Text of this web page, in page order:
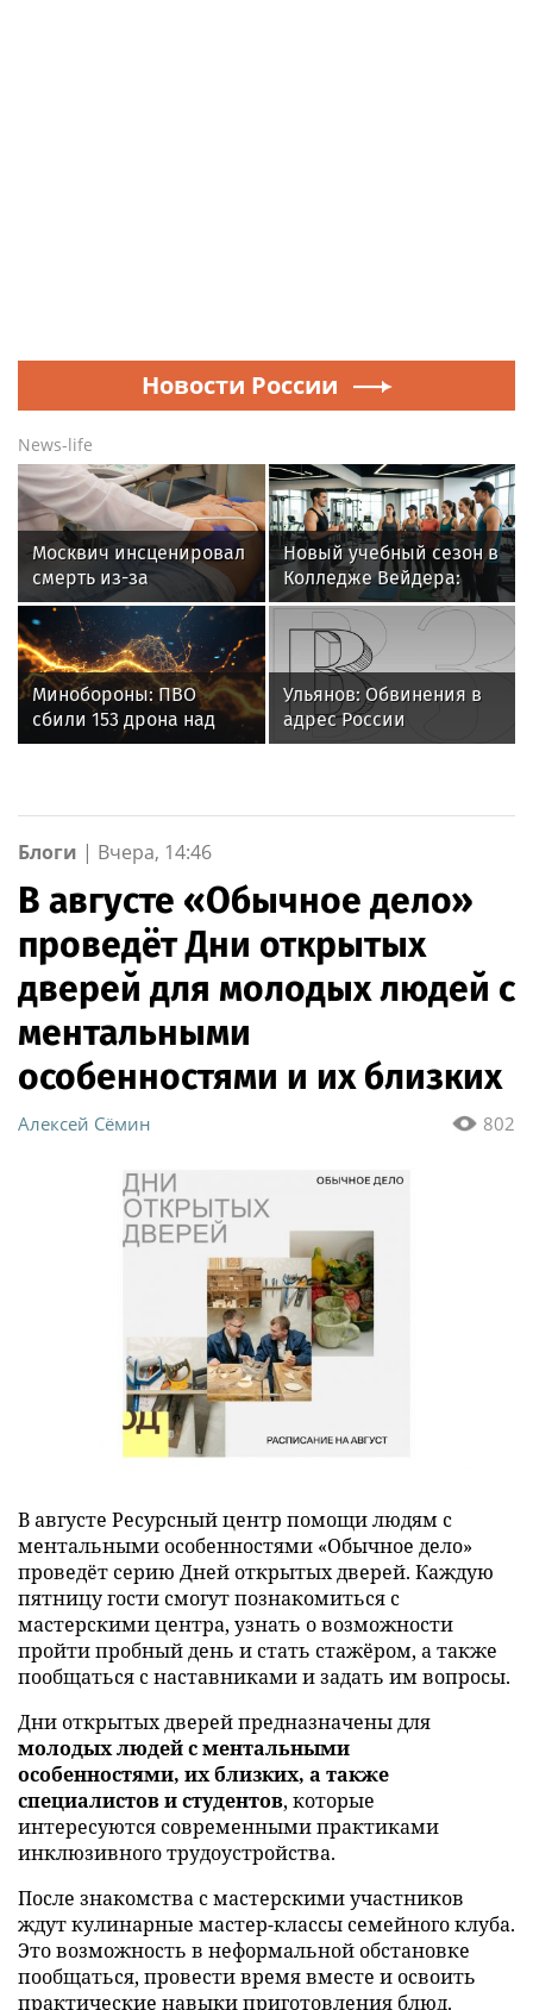
Новости России
News-life
Москвич инсценировал
смерть из-за
нежелания платить за
аборт своей девушки
Новый учебный сезон в
Колледже Вейдера:
стартовали очные
программы подготовки
фитнес-тренеров и
специалистов
индустрии здоровья
Минобороны: ПВО
сбили 153 дрона над
Россией за ночь 9
Ульянов: Обвинения в
адрес России
показывают
Блоги | Вчера, 14:46
В августе «Обычное дело»
проведёт Дни открытых
дверей для молодых людей с
ментальными
особенностями и их близких
802
Алексей Сёмин
В августе Ресурсный центр помощи людям с
ментальными особенностями «Обычное дело»
проведёт серию Дней открытых дверей. Каждую
пятницу гости смогут познакомиться с
мастерскими центра, узнать о возможности
пройти пробный день и стать стажёром, а также
пообщаться с наставниками и задать им вопросы.
Дни открытых дверей предназначены для
молодых людей с ментальными
особенностями, их близких, а также
специалистов и студентов, которые
интересуются современными практиками
инклюзивного трудоустройства.
После знакомства с мастерскими участников
ждут кулинарные мастер-классы семейного клуба.
Это возможность в неформальной обстановке
пообщаться, провести время вместе и освоить
практические навыки приготовления блюд.